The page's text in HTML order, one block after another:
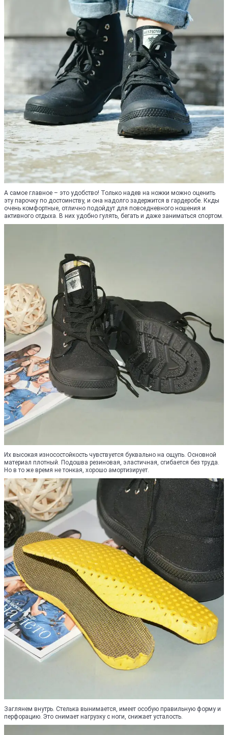
А самое главное – это удобство! Только надев на ножки можно оценить
эту парочку по достоинству, и она надолго задержится в гардеробе. Ккды
очень комфортные, отлично подойдут для повседневного ношения и
активного отдыха. В них удобно гулять, бегать и даже заниматься спортом.
Их высокая износостойкость чувствуется буквально на ощупь. Основной
материал плотный. Подошва резиновая, эластичная, сгибается без труда.
Но в то же время не тонкая, хорошо амортизирует.
Заглянем внутрь. Стелька вынимается, имеет особую правильную форму и
перфорацию. Это снимает нагрузку с ноги, снижает усталость.